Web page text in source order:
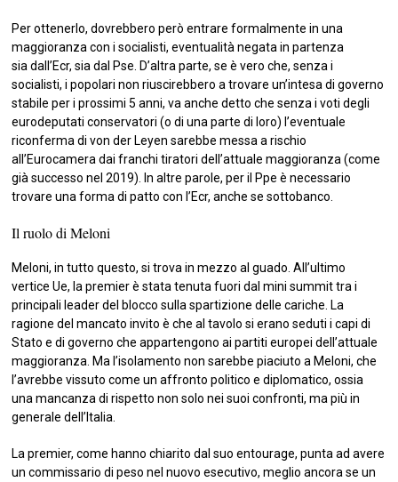
Per ottenerlo, dovrebbero però entrare formalmente in una
maggioranza con i socialisti, eventualità negata in partenza
sia dall’Ecr, sia dal Pse. D’altra parte, se è vero che, senza i
socialisti, i popolari non riuscirebbero a trovare un’intesa di governo
stabile per i prossimi 5 anni, va anche detto che senza i voti degli
eurodeputati conservatori (o di una parte di loro) l’eventuale
riconferma di von der Leyen sarebbe messa a rischio
all’Eurocamera dai franchi tiratori dell’attuale maggioranza (come
già successo nel 2019). In altre parole, per il Ppe è necessario
trovare una forma di patto con l’Ecr, anche se sottobanco.
Il ruolo di Meloni
Meloni, in tutto questo, si trova in mezzo al guado. All’ultimo
vertice Ue, la premier è stata tenuta fuori dal mini summit tra i
principali leader del blocco sulla spartizione delle cariche. La
ragione del mancato invito è che al tavolo si erano seduti i capi di
Stato e di governo che appartengono ai partiti europei dell’attuale
maggioranza. Ma l’isolamento non sarebbe piaciuto a Meloni, che
l’avrebbe vissuto come un affronto politico e diplomatico, ossia
una mancanza di rispetto non solo nei suoi confronti, ma più in
generale dell’Italia.
La premier, come hanno chiarito dal suo entourage, punta ad avere
un commissario di peso nel nuovo esecutivo, meglio ancora se un